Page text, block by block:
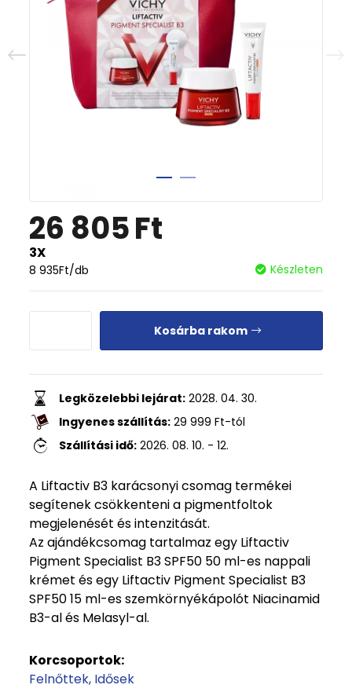
26 805Ft
3X
8 935Ft/db Készleten
Kosárba rakom
Legközelebbi lejárat: 2028. 04. 30.
Ingyenes szállítás: 29 999 Ft-tól
Szállítási idő: 2026. 08. 10. - 12.
A Liftactiv B3 karácsonyi csomag termékei
segítenek csökkenteni a pigmentfoltok
megjelenését és intenzitását.
Az ajándékcsomag tartalmaz egy Liftactiv
Pigment Specialist B3 SPF50 50 ml-es nappali
krémet és egy Liftactiv Pigment Specialist B3
SPF50 15 ml-es szemkörnyékápolót Niacinamid
B3-al és Melasyl-al.
Korcsoportok:
Felnőttek Idősek